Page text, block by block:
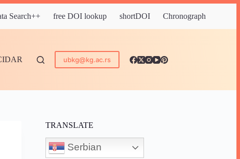
Search++ free DOI lookup shortDOI Chronograph
ubkg@kg.ac.rs
TRANSLATE
Serbian